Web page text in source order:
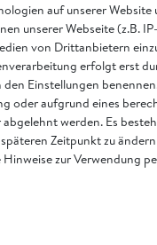
auf unserer
unserer Webseite (z.B.
von Drittanbietern
erfolgt erst
Einstellungen
oder aufgrund eines
werden. Es
Zeitpunkt zu
Hinweise zur Verwendung